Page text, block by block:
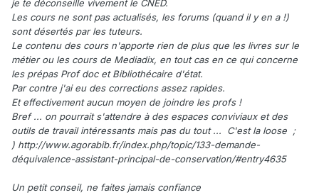
je te déconseille vivement le CNED.
Les cours ne sont pas actualisés, les forums (quand il y en a !)
sont désertés par les tuteurs.
Le contenu des cours n'apporte rien de plus que les livres sur le
métier ou les cours de Mediadix, en tout cas en ce qui concerne
les prépas Prof doc et Bibliothécaire d'état.
Par contre j'ai eu des corrections assez rapides.
Et effectivement aucun moyen de joindre les profs !
Bref ... on pourrait s'attendre à des espaces conviviaux et des
outils de travail intéressants mais pas du tout ... C'est la loose ;
) http://www.agorabib.fr/index.php/topic/133-demande-
déquivalence-assistant-principal-de-conservation/#entry4635
Un petit conseil, ne faites jamais confiance